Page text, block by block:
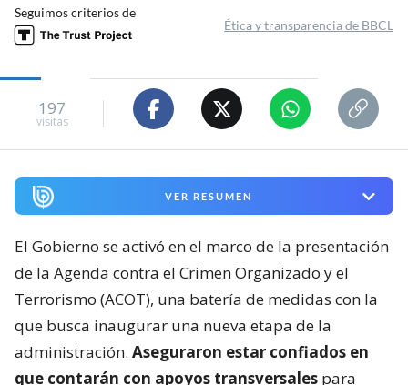
Seguimos criterios de
Ética y transparencia de BBCL
197
visitas
VER RESUMEN
El Gobierno se activó en el marco de la presentación
de la Agenda contra el Crimen Organizado y el
Terrorismo (ACOT), una batería de medidas con la
que busca inaugurar una nueva etapa de la
administración. Aseguraron estar confiados en
que contarán con apoyos transversales para